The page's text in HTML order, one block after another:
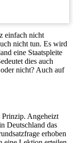
einfach nicht
nicht tun. Es wird
eine Staatspleite
dies auch
nicht? Auch auf
Prinzip. Angeheizt
Deutschland das
erhoben